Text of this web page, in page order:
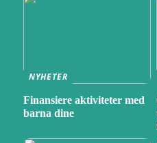
NYHETER
Finansiere aktiviteter med
barna dine